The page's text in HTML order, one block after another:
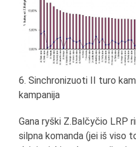
6. Sinchronizuoti II turo
kampanija
Gana ryški Z.Balčyčio LRP
silpna komanda (jei iš viso